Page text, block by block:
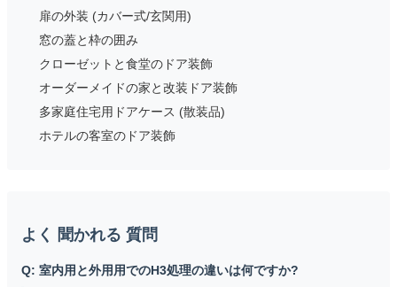
扉の外装 (カバー式/玄関用)
窓の蓋と枠の囲み
クローゼットと食堂のドア装飾
オーダーメイドの家と改装ドア装飾
多家庭住宅用ドアケース (散装品)
ホテルの客室のドア装飾
よく 聞かれる 質問
Q: 室内用と外用用でのH3処理の違いは何ですか?